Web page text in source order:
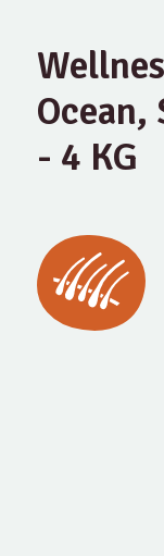
Ocean,
- 4 KG